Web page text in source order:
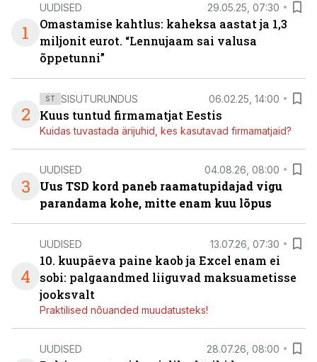
1
UUDISED 29.05.25, 07:30
Omastamise kahtlus: kaheksa aastat ja 1,3
miljonit eurot. “Lennujaam sai valusa
õppetunni”
2
ST SISUTURUNDUS 06.02.25, 14:00
Kuus tuntud firmamatjat Eestis
Kuidas tuvastada ärijuhid, kes kasutavad firmamatjaid?
3
UUDISED 04.08.26, 08:00
Uus TSD kord paneb raamatupidajad vigu
parandama kohe, mitte enam kuu lõpus
4
UUDISED 13.07.26, 07:30
10. kuupäeva paine kaob ja Excel enam ei
sobi: palgaandmed liiguvad maksuametisse
jooksvalt
Praktilised nõuanded muudatusteks!
UUDISED 28.07.26, 08:00